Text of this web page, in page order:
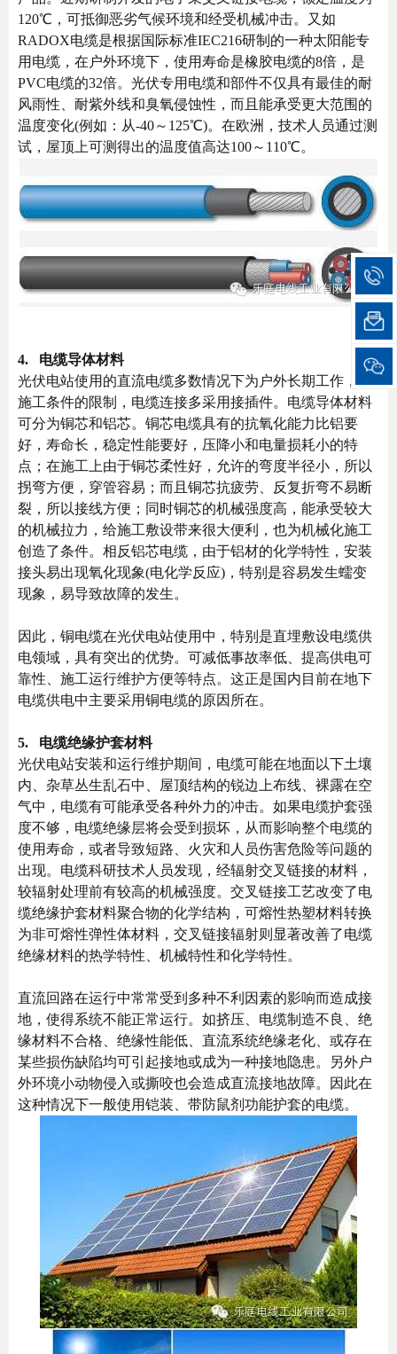
120℃，可抵御恶劣气候环境和经受机械冲击。又如
RADOX电缆是根据国际标准IEC216研制的一种太阳能专
用电缆，在户外环境下，使用寿命是橡胶电缆的8倍，是
PVC电缆的32倍。光伏专用电缆和部件不仅具有最佳的耐
风雨性、耐紫外线和臭氧侵蚀性，而且能承受更大范围的
温度变化(例如：从-40～125℃)。在欧洲，技术人员通过测
试，屋顶上可测得出的温度值高达100～110℃。
4. 电缆导体材料
光伏电站使用的直流电缆多数情况下为户外长期工作，受
施工条件的限制，电缆连接多采用接插件。电缆导体材料
可分为铜芯和铝芯。铜芯电缆具有的抗氧化能力比铝要
好，寿命长，稳定性能要好，压降小和电量损耗小的特
点；在施工上由于铜芯柔性好，允许的弯度半径小，所以
拐弯方便，穿管容易；而且铜芯抗疲劳、反复折弯不易断
裂，所以接线方便；同时铜芯的机械强度高，能承受较大
的机械拉力，给施工敷设带来很大便利，也为机械化施工
创造了条件。相反铝芯电缆，由于铝材的化学特性，安装
接头易出现氧化现象(电化学反应)，特别是容易发生蠕变
现象，易导致故障的发生。
因此，铜电缆在光伏电站使用中，特别是直埋敷设电缆供
电领域，具有突出的优势。可减低事故率低、提高供电可
靠性、施工运行维护方便等特点。这正是国内目前在地下
电缆供电中主要采用铜电缆的原因所在。
5. 电缆绝缘护套材料
光伏电站安装和运行维护期间，电缆可能在地面以下土壤
内、杂草丛生乱石中、屋顶结构的锐边上布线、裸露在空
气中，电缆有可能承受各种外力的冲击。如果电缆护套强
度不够，电缆绝缘层将会受到损坏，从而影响整个电缆的
使用寿命，或者导致短路、火灾和人员伤害危险等问题的
出现。电缆科研技术人员发现，经辐射交叉链接的材料，
较辐射处理前有较高的机械强度。交叉链接工艺改变了电
缆绝缘护套材料聚合物的化学结构，可熔性热塑材料转换
为非可熔性弹性体材料，交叉链接辐射则显著改善了电缆
绝缘材料的热学特性、机械特性和化学特性。
直流回路在运行中常常受到多种不利因素的影响而造成接
地，使得系统不能正常运行。如挤压、电缆制造不良、绝
缘材料不合格、绝缘性能低、直流系统绝缘老化、或存在
某些损伤缺陷均可引起接地或成为一种接地隐患。另外户
外环境小动物侵入或撕咬也会造成直流接地故障。因此在
这种情况下一般使用铠装、带防鼠剂功能护套的电缆。